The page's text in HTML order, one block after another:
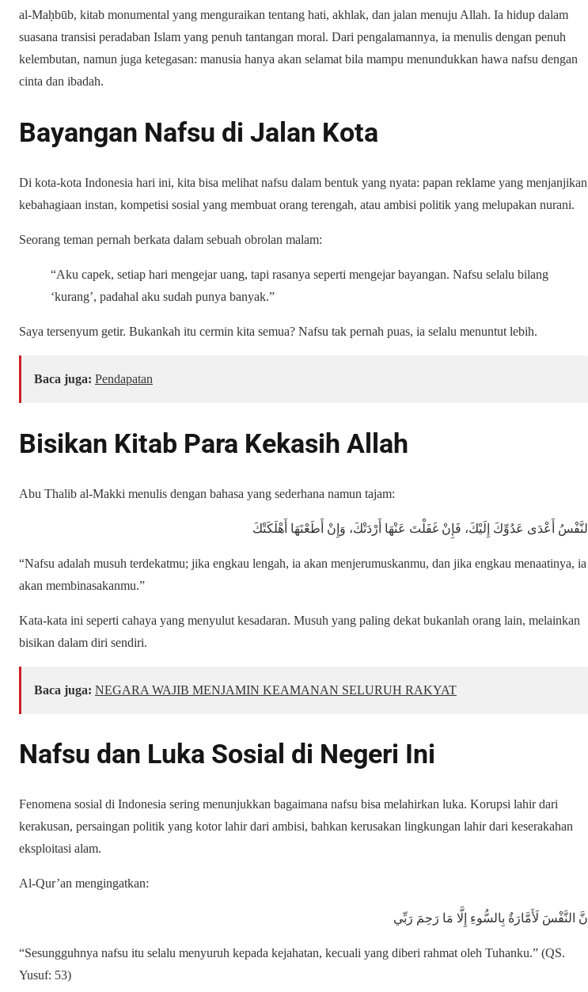
al-Maḥbūb, kitab monumental yang menguraikan tentang hati, akhlak, dan jalan menuju Allah. Ia hidup dalam
suasana transisi peradaban Islam yang penuh tantangan moral. Dari pengalamannya, ia menulis dengan penuh
kelembutan, namun juga ketegasan: manusia hanya akan selamat bila mampu menundukkan hawa nafsu dengan
cinta dan ibadah.
Bayangan Nafsu di Jalan Kota
Di kota-kota Indonesia hari ini, kita bisa melihat nafsu dalam bentuk yang nyata: papan reklame yang menjanjikan
kebahagiaan instan, kompetisi sosial yang membuat orang terengah, atau ambisi politik yang melupakan nurani.
Seorang teman pernah berkata dalam sebuah obrolan malam:
“Aku capek, setiap hari mengejar uang, tapi rasanya seperti mengejar bayangan. Nafsu selalu bilang
‘kurang’, padahal aku sudah punya banyak.”
Saya tersenyum getir. Bukankah itu cermin kita semua? Nafsu tak pernah puas, ia selalu menuntut lebih.
Baca juga: Pendapatan
Bisikan Kitab Para Kekasih Allah
Abu Thalib al-Makki menulis dengan bahasa yang sederhana namun tajam:
النَّفْسُ أَعْدَى عَدُوِّكَ إِلَيْكَ، فَإِنْ غَفَلْتَ عَنْهَا أَرْدَتْكَ، وَإِنْ أَطَعْتَهَا أَهْلَكَتْكَ
“Nafsu adalah musuh terdekatmu; jika engkau lengah, ia akan menjerumuskanmu, dan jika engkau menaatinya, ia
akan membinasakanmu.”
Kata-kata ini seperti cahaya yang menyulut kesadaran. Musuh yang paling dekat bukanlah orang lain, melainkan
bisikan dalam diri sendiri.
Baca juga: NEGARA WAJIB MENJAMIN KEAMANAN SELURUH RAKYAT
Nafsu dan Luka Sosial di Negeri Ini
Fenomena sosial di Indonesia sering menunjukkan bagaimana nafsu bisa melahirkan luka. Korupsi lahir dari
kerakusan, persaingan politik yang kotor lahir dari ambisi, bahkan kerusakan lingkungan lahir dari keserakahan
eksploitasi alam.
Al-Qur’an mengingatkan:
إِنَّ النَّفْسَ لَأَمَّارَةٌ بِالسُّوءِ إِلَّا مَا رَحِمَ رَبِّي
“Sesungguhnya nafsu itu selalu menyuruh kepada kejahatan, kecuali yang diberi rahmat oleh Tuhanku.” (QS.
Yusuf: 53)